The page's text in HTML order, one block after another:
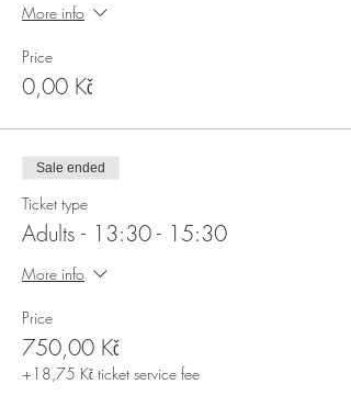
More info
Price
0,00 Kč
Sale ended
Ticket type
Adults - 13:30 - 15:30
More info
Price
750,00 Kč
+18,75 Kč ticket service fee